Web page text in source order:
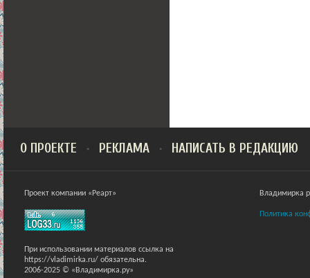
О ПРОЕКТЕ РЕКЛАМА НАПИСАТЬ В РЕДАКЦИЮ
Проект компании «Реарт»
При использовании материалов ссылка на
https://vladimirka.ru/ обязательна.
2006-2025 © «Владимирка.ру»
Владимирка
Политика